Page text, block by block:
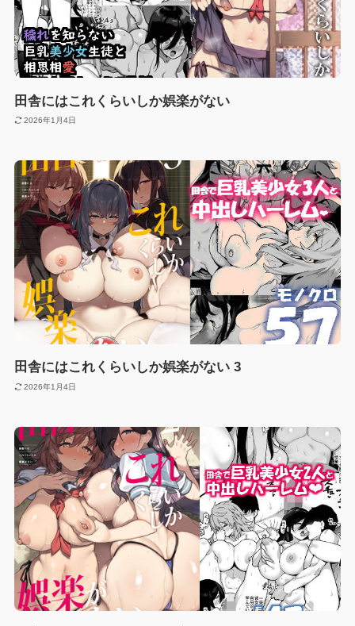
田舎にはこれくらいしか娯楽がない
2026年1月4日
田舎にはこれくらいしか娯楽がない 3
2026年1月4日